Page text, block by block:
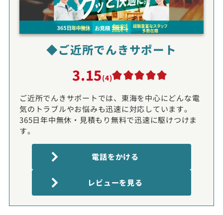
◆ご近所でんきサポート
3.15(4)
ご近所でんきサポートでは、東海を中心にどんな電
気のトラブルやお悩みも迅速に対応しています。
365日年中無休・見積もり無料で迅速に駆けつけま
す。
電話をかける
レビューを見る